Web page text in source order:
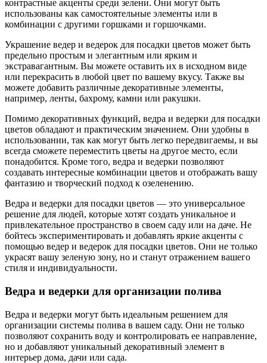
контрастные акценты среди зелени. Они могут быть
использованы как самостоятельные элементы или в
комбинации с другими горшками и горшочками.
Украшение ведер и ведерок для посадки цветов может быть
предельно простым и элегантным или ярким и
экстравагантным. Вы можете оставить их в исходном виде
или перекрасить в любой цвет по вашему вкусу. Также вы
можете добавить различные декоративные элементы,
например, ленты, бахрому, камни или ракушки.
Помимо декоративных функций, ведра и ведерки для посадки
цветов обладают и практическим значением. Они удобны в
использовании, так как могут быть легко передвигаемы, и вы
всегда сможете переместить цветы на другое место, если
понадобится. Кроме того, ведра и ведерки позволяют
создавать интересные комбинации цветов и отображать вашу
фантазию и творческий подход к озеленению.
Ведра и ведерки для посадки цветов — это универсальное
решение для людей, которые хотят создать уникальное и
привлекательное пространство в своем саду или на даче. Не
бойтесь экспериментировать и добавлять яркие акценты с
помощью ведер и ведерок для посадки цветов. Они не только
украсят вашу зеленую зону, но и станут отражением вашего
стиля и индивидуальности.
Ведра и ведерки для организации полива
Ведра и ведерки могут быть идеальным решением для
организации системы полива в вашем саду. Они не только
позволяют сохранить воду и контролировать ее направление,
но и добавляют уникальный декоративный элемент в
интерьер дома, дачи или сада.